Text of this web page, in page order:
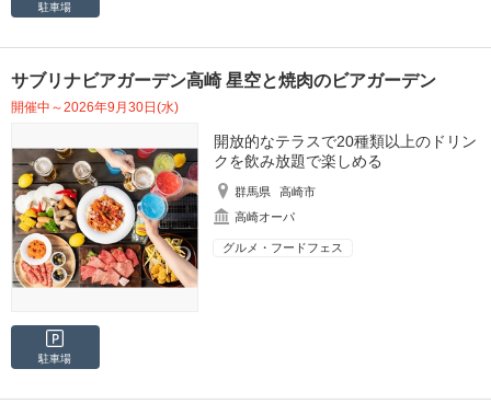
駐車場
サブリナビアガーデン高崎 星空と焼肉のビアガーデン
開催中～2026年9月30日(水)
開放的なテラスで20種類以上のドリン
クを飲み放題で楽しめる
群馬県
高崎市
高崎オーパ
グルメ・フードフェス
駐車場